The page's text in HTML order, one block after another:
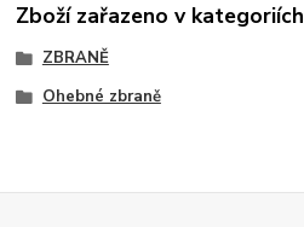
Zboží zařazeno v kategoriích
ZBRANĚ
Ohebné zbraně